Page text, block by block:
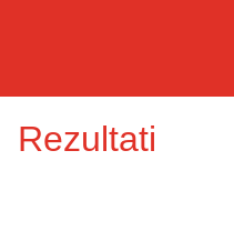
Rezultati